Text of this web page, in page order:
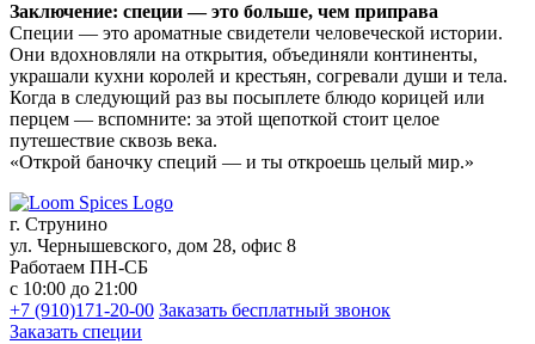
Заключение: специи — это больше, чем приправа
Специи — это ароматные свидетели человеческой истории.
Они вдохновляли на открытия, объединяли континенты,
украшали кухни королей и крестьян, согревали души и тела.
Когда в следующий раз вы посыплете блюдо корицей или
перцем — вспомните: за этой щепоткой стоит целое
путешествие сквозь века.
«Открой баночку специй — и ты откроешь целый мир.»
г. Струнино
ул. Чернышевского, дом 28, офис 8
Работаем ПН-СБ
с 10:00 до 21:00
+7 (910)171-20-00 Заказать бесплатный звонок
Заказать специи